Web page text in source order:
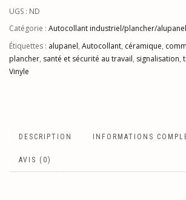
UGS : ND
Catégorie : Autocollant industriel/plancher/
Étiquettes : alupanel, Autocollant, céramique,
plancher, santé et sécurité au travail, signalisation,
Vinyle
DESCRIPTION INFORMATIONS
AVIS (0)